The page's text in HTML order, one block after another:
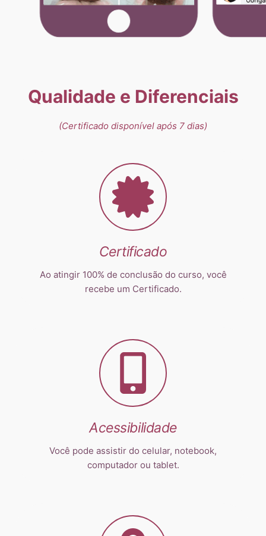
Qualidade e Diferenciais
(Certificado disponível após 7 dias)
Certificado
Ao atingir 100% de conclusão do curso, você
recebe um Certificado.
Acessibilidade
Você pode assistir do celular, notebook,
computador ou tablet.